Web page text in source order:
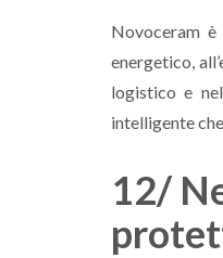
Novoceram
energetico,
logistico e
intelligente
12/